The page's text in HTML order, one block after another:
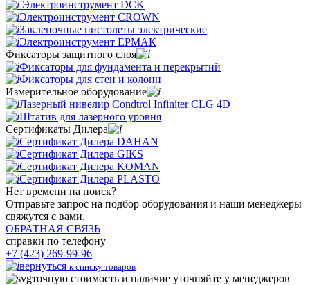
Электроинструмент DCK
Электроинструмент CROWN
Заклепочные пистолеты электрические
Электроинструмент ЕРМАК
Фиксаторы защитного слоя
Фиксаторы для фундамента и перекрытий
Фиксаторы для стен и колонн
Измерительное оборудование
Лазерный нивелир Condtrol Infiniter CLG 4D
Штатив для лазерного уровня
Сертификаты Дилера
Сертификат Дилера DAHAN
Сертификат Дилера GIKS
Сертификат Дилера KOMAN
Сертификат Дилера PLASTO
Нет времени на поиск?
Отправьте запрос на подбор оборудования и наши менеджеры
свяжутся с вами.
ОБРАТНАЯ СВЯЗЬ
справки по телефону
+7 (423) 269-99-96
вернуться к списку товаров
точную стоимость и наличие уточняйте у менеджеров